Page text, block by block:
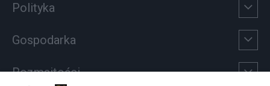
Polityka
Gospodarka
Rozmaitości